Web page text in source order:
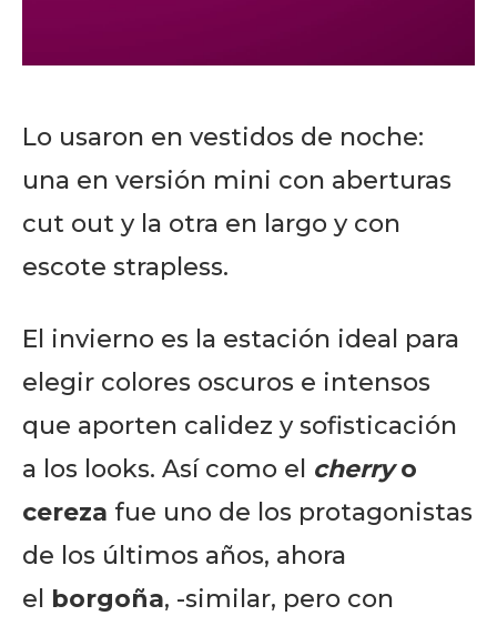
Lo usaron en vestidos de noche:
una en versión mini con aberturas
cut out y la otra en largo y con
escote strapless.
El invierno es la estación ideal para
elegir colores oscuros e intensos
que aporten calidez y sofisticación
a los looks. Así como el cherryo
cereza fue uno de los protagonistas
de los últimos años, ahora
el borgoña, -similar, pero con